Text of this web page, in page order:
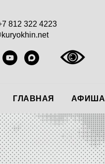
812 322 4223
ГЛАВНАЯ АФИША